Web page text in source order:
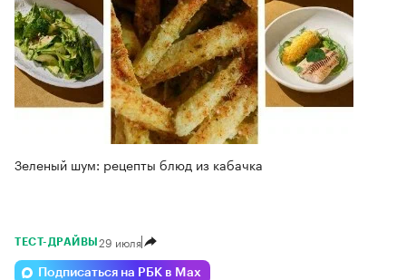
Зеленый шум: рецепты блюд из кабачка
ТЕСТ-ДРАЙВЫ 29 июля
Подписаться на РБК в Max